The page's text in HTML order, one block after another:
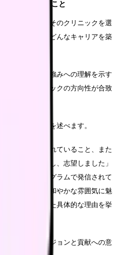
で実現したいこと
ぜ他でもなくそのクリニックを選
うに貢献し、どんなキャリアを築
ましょう。
固有の特徴や強みへの理解を示す
ョンとクリニックの方向性が合致
です。
具体的な理由を述べます。
治療に力を入れていること、また
る姿勢に共感し、志望しました」
々がインスタグラムで発信されて
チーム全体の和やかな雰囲気に魅
ーチに基づいた具体的な理由を挙
きます。
いキャリアビジョンと貢献への意